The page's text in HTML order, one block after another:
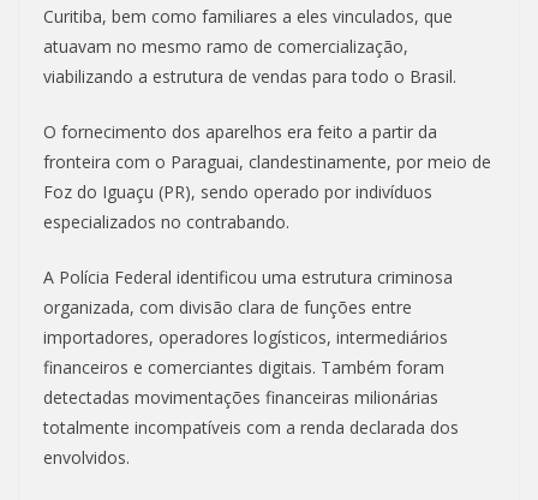
Curitiba, bem como familiares a eles vinculados, que
atuavam no mesmo ramo de comercialização,
viabilizando a estrutura de vendas para todo o Brasil.
O fornecimento dos aparelhos era feito a partir da
fronteira com o Paraguai, clandestinamente, por meio de
Foz do Iguaçu (PR), sendo operado por indivíduos
especializados no contrabando.
A Polícia Federal identificou uma estrutura criminosa
organizada, com divisão clara de funções entre
importadores, operadores logísticos, intermediários
financeiros e comerciantes digitais. Também foram
detectadas movimentações financeiras milionárias
totalmente incompatíveis com a renda declarada dos
envolvidos.